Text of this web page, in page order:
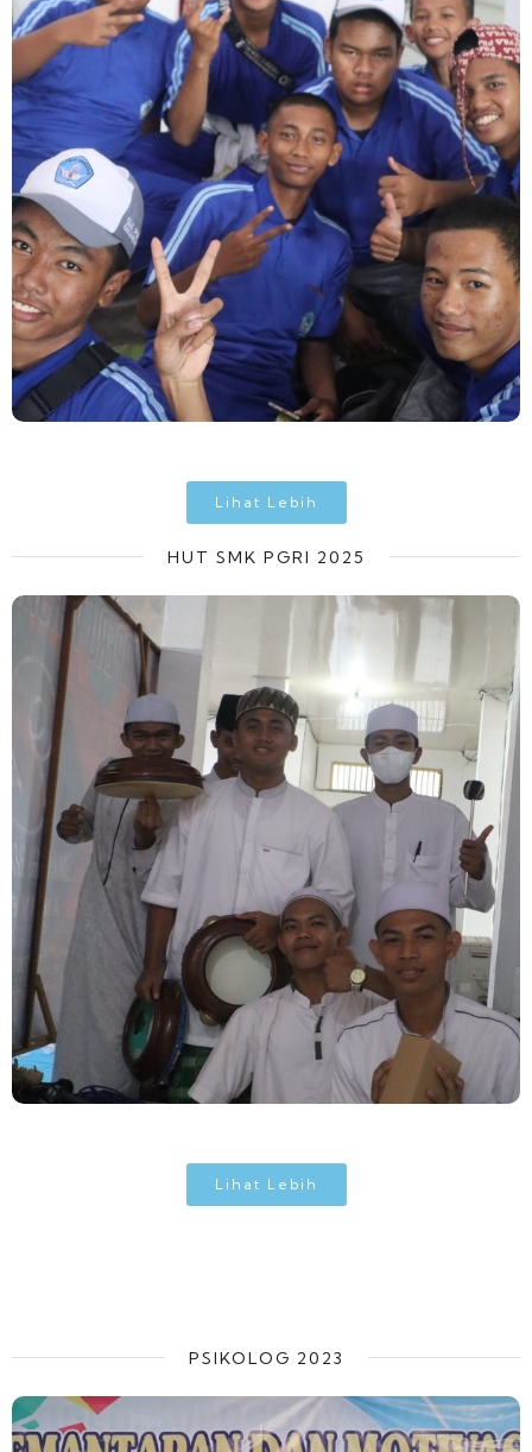
Lihat Lebih
HUT SMK PGRI 2025
Lihat Lebih
PSIKOLOG 2023